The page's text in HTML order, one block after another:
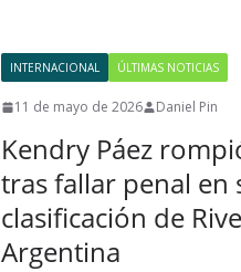
INTERNACIONAL ÚLTIMAS NOTICIAS
11 de mayo de 2026 Daniel Pin
Kendry Páez
tras fallar penal en
clasificación de
Argentina